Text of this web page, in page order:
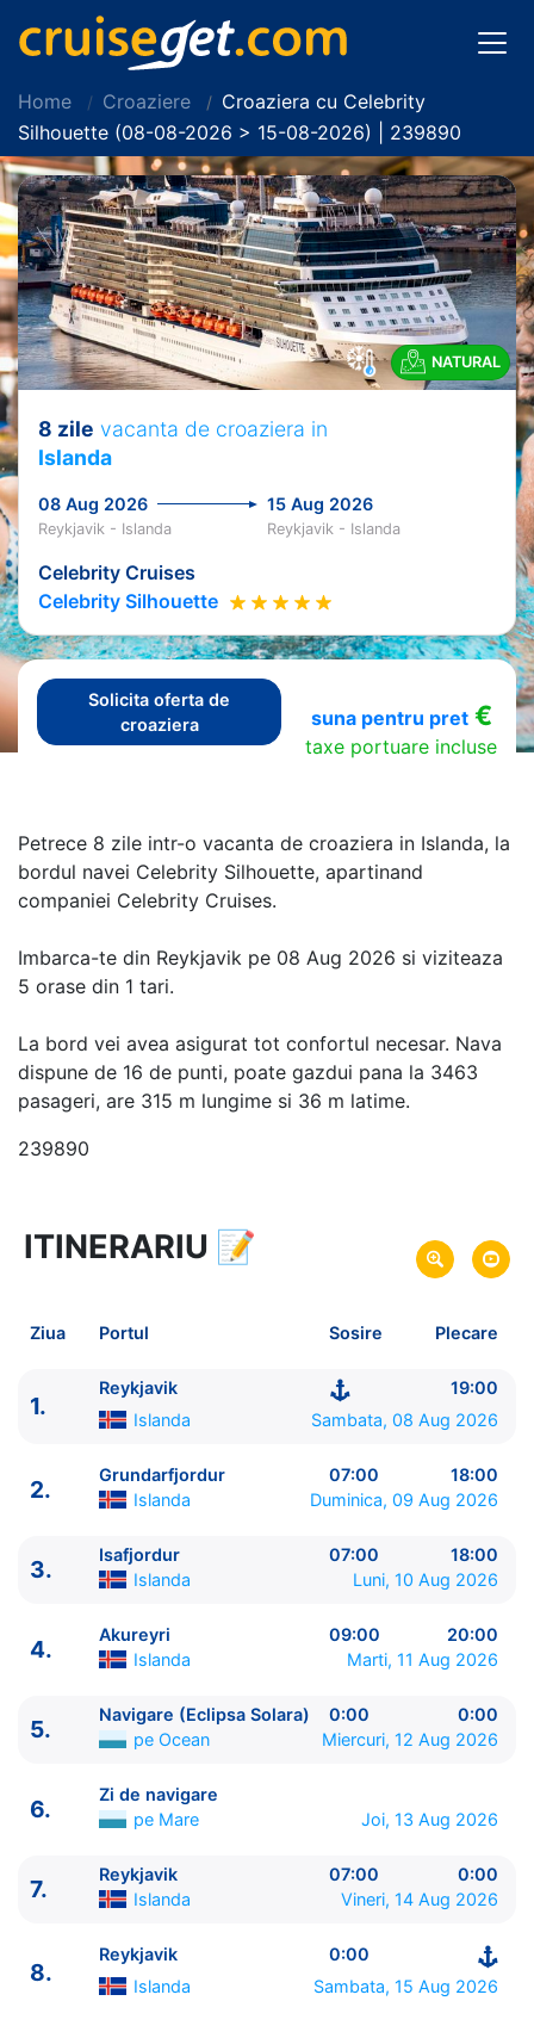
Home Croaziere
Croaziera cu Celebrity
Silhouette (08-08-2026 > 15-08-2026) | 239890
NATURAL
8 zile vacanta de croaziera in
Islanda
08 Aug 2026 15 Aug 2026
Reykjavik - Islanda Reykjavik - Islanda
Celebrity Cruises
Celebrity Silhouette
Solicita oferta de
croaziera
suna pentru pret€
taxe portuare incluse
Petrece 8 zile intr-o vacanta de croaziera in Islanda, la
bordul navei Celebrity Silhouette, apartinand
companiei Celebrity Cruises.
Imbarca-te din Reykjavik pe 08 Aug 2026 si viziteaza
5 orase din 1 tari.
La bord vei avea asigurat tot confortul necesar. Nava
dispune de 16 de punti, poate gazdui pana la 3463
pasageri, are 315 m lungime si 36 m latime.
239890
8 zile vacanta de croaziera in
Plecare pe 08 Aug 2026 din Reykjavik, Islanda
Celebrity Cruises
ITINERARIU
----------------------------------------
1. Reykjavik Islanda
Isafjordur Islanda
07:00 - 18:00
4.
Akureyri Islanda
6.
Zi de navigare
0:00 - 0:00
7. Reykjavik Islanda
07:00 - 0:00
ITINERARIU 📝
Ziua Portul Sosire Plecare
1.
Reykjavik
19:00
Islanda
Sambata, 08 Aug 2026
2.
Grundarfjordur 07:00
18:00
Islanda
Duminica, 09 Aug 2026
3.
Isafjordur 07:00
18:00
Islanda
Luni, 10 Aug 2026
4.
Akureyri 09:00
20:00
Islanda
Marti, 11 Aug 2026
5.
Navigare (Eclipsa Solara) 0:00
0:00
pe Ocean
Miercuri, 12 Aug 2026
6.
Zi de navigare
pe Mare
Joi, 13 Aug 2026
7.
Reykjavik 07:00
0:00
Islanda
Vineri, 14 Aug 2026
8.
Reykjavik
0:00
Islanda
Sambata, 15 Aug 2026